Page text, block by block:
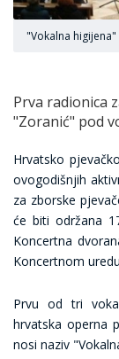
"Vokalna
Prva radionica
"Zoranić" pod
Hrvatsko
ovogodišnjih
za zborske
će biti održana
Koncertna
Koncertnom
Prvu od tri
hrvatska operna
nosi naziv